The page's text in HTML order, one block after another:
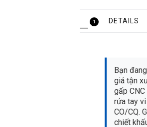
1 DETAILS
Bạn
giá tận
gấp
rửa tay
CO/CQ.
chiết